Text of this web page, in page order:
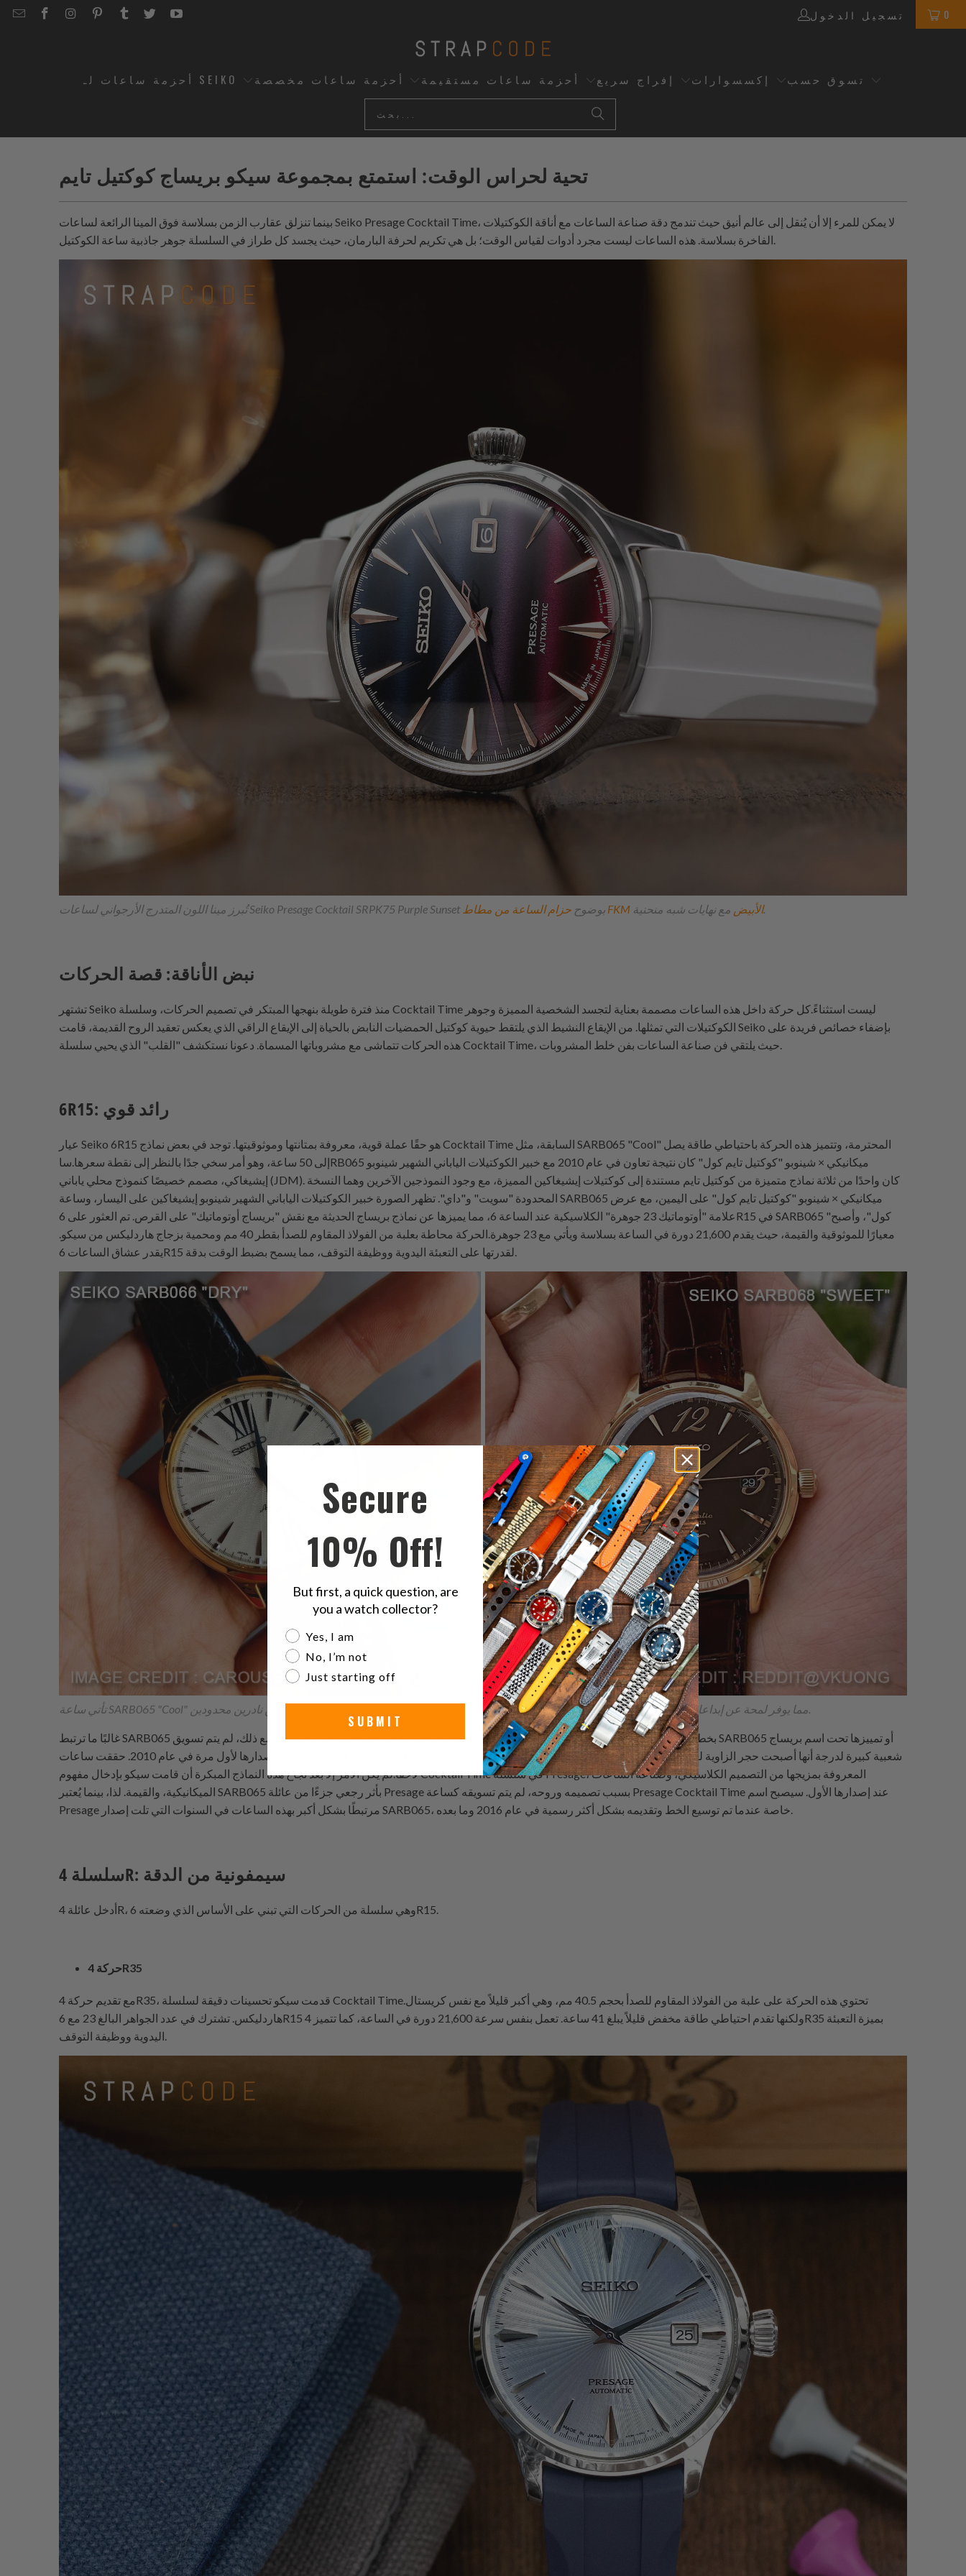
EMAILSTRAPCODE
STRAPCODE
STRAPCODE
STRAPCODE
STRAPCODE
TWITTER
STRAPCODE
YOUTUBE
تسجيل الدخول 0
أحزمة ساعات لـ SEIKO أحزمة ساعات مخصصة أحزمة ساعات مستقيمة إفراج سريع إكسسوارات تسوق حسب
تحية لحراس الوقت: استمتع بمجموعة سيكو بريساج كوكتيل تايم
بينما تنزلق عقارب الزمن بسلاسة فوق المينا الرائعة لساعات Seiko Presage Cocktail Time، لا يمكن للمرء إلا أن يُنقل إلى عالم أنيق حيث تندمج دقة صناعة الساعات مع أناقة الكوكتيلات
تُبرز مينا اللون المتدرج الأرجواني لساعات Seiko Presage Cocktail SRPK75 Purple Sunset بوضوح حزام الساعة من مطاط FKM الأبيضمع نهايات شبه منحنية.
نبض الأناقة: قصة الحركات
تشتهر Seiko منذ فترة طويلة بنهجها المبتكر في تصميم الحركات، وسلسلة Cocktail Time ليست استثناءً.كل حركة داخل هذه الساعات مصممة بعناية لتجسد الشخصية المميزة وجوهر
الكوكتيلات التي تمثلها. من الإيقاع النشيط الذي يلتقط حيوية كوكتيل الحمضيات النابض بالحياة إلى الإيقاع الراقي الذي يعكس تعقيد الروح القديمة، قامت Seiko بإضفاء خصائص فريدة على
6R15: رائد قوي
عيار Seiko 6R15 هو حقًا عملة قوية، معروفة بمتانتها وموثوقيتها. توجد في بعض نماذج Cocktail Time السابقة، مثل SARB065 "Cool" المحترمة، وتتميز هذه الحركة باحتياطي طاقة يصل
إلى 50 ساعة، وهو أمر سخي جدًا بالنظر إلى نقطة سعرها.ساRB065 ميكانيكي × شينوبو "كوكتيل تايم كول" كان نتيجة تعاون في عام 2010 مع خبير الكوكتيلات الياباني الشهير شينوبو
إيشيغاكي، مصمم خصيصًا كنموذج محلي ياباني (JDM). كان واحدًا من ثلاثة نماذج متميزة من كوكتيل تايم مستندة إلى كوكتيلات إيشيغاكين المميزة، مع وجود النموذجين الآخرين وهما النسخة
المحدودة "سويت" و"داي". تظهر الصورة خبير الكوكتيلات الياباني الشهير شينوبو إيشيغاكين على اليسار، وساعة SARB065 ميكانيكي × شينوبو "كوكتيل تايم كول" على اليمين، مع عرض
علامة "أوتوماتيك 23 جوهرة" الكلاسيكية عند الساعة 6، مما يميزها عن نماذج بريساج الحديثة مع نقش "بريساج أوتوماتيك" على القرص. تم العثور على 6R15 في SARB065 "كول"، وأصبح
معيارًا للموثوقية والقيمة، حيث يقدم 21,600 دورة في الساعة بسلاسة ويأتي مع 23 جوهرة.الحركة محاطة بعلبة من الفولاذ المقاوم للصدأ بقطر 40 مم ومحمية بزجاج هاردليكس من سيكو.
يقدر عشاق الساعات 6R15 لقدرتها على التعبئة اليدوية ووظيفة التوقف، مما يسمح بضبط الوقت بدقة.
تأتي ساعة SARB065 "Cool" مع إصدارين نادرين محدودين، SARB066 "Dry" وSARB068 "Sweet"، مما يوفر لمحة عن إبداعات سيكو المتنوعة المستوحاة من الكوكتيلات.
غالبًا ما ترتبط SARB065 بخط سيكو بريساج لأنها تشترك في العديد من الصفات الجمالية والجودة التي تحدد ساعات بريساج. ومع ذلك، لم يتم تسويق SARB065 أو تمييزها تحت اسم بريساج
عند إصدارها لأول مرة في عام 2010. حققت ساعات Cocktail Time، بما في ذلك SARB065، شعبية كبيرة لدرجة أنها أصبحت حجر الزاوية لخط سيكو بريساج المستقبلي، الذي تشكل رسميًا
لاحقًا.لم يكن الأمر إلا بعد نجاح هذه النماذج المبكرة أن قامت سيكو بإدخال مفهوم Cocktail Time في سلسلة Presage، المعروفة بمزيجها من التصميم الكلاسيكي، وصناعة الساعات
الميكانيكية، والقيمة. لذا، بينما يُعتبر SARB065 بأثر رجعي جزءًا من عائلة Presage بسبب تصميمه وروحه، لم يتم تسويقه كساعة Presage Cocktail Time عند إصدارها الأول. سيصبح اسم
Presage مرتبطًا بشكل أكبر بهذه الساعات في السنوات التي تلت إصدار SARB065، خاصة عندما تم توسيع الخط وتقديمه بشكل أكثر رسمية في عام 2016 وما بعده.
سلسلة 4R: سيمفونية من الدقة
أدخل عائلة 4R، وهي سلسلة من الحركات التي تبني على الأساس الذي وضعته 6R15.
حركة 4R35
مع تقديم حركة 4R35، قدمت سيكو تحسينات دقيقة لسلسلة Cocktail Time.تحتوي هذه الحركة على علبة من الفولاذ المقاوم للصدأ بحجم 40.5 مم، وهي أكبر قليلاً مع نفس كريستال
هاردليكس. تشترك في عدد الجواهر البالغ 23 مع 6R15 ولكنها تقدم احتياطي طاقة مخفض قليلاً يبلغ 41 ساعة. تعمل بنفس سرعة 21,600 دورة في الساعة، كما تتميز 4R35 بميزة التعبئة
اليدوية ووظيفة التوقف.
Secure
10% Off!
But first, a quick question, are
you a watch collector?
Are you a watch collector?
Yes, I am
No, I’m not
Just starting off
SUBMIT